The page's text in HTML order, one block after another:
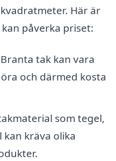
Här är
påverka priset:
Branta tak kan vara
och därmed kosta
som tegel,
kräva olika